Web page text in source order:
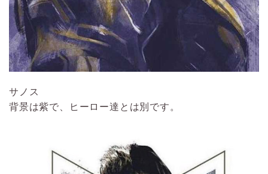
サノス
背景は紫で、ヒーロー達とは別です。